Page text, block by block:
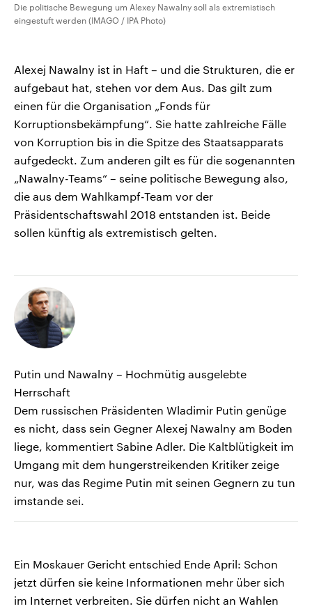
Die politische Bewegung um Alexey Nawalny soll als extremistisch
eingestuft werden (IMAGO / IPA Photo)
Alexej Nawalny ist in Haft – und die Strukturen, die er
aufgebaut hat, stehen vor dem Aus. Das gilt zum
einen für die Organisation „Fonds für
Korruptionsbekämpfung“. Sie hatte zahlreiche Fälle
von Korruption bis in die Spitze des Staatsapparats
aufgedeckt. Zum anderen gilt es für die sogenannten
„Nawalny-Teams“ – seine politische Bewegung also,
die aus dem Wahlkampf-Team vor der
Präsidentschaftswahl 2018 entstanden ist. Beide
sollen künftig als extremistisch gelten.
Putin und Nawalny – Hochmütig ausgelebte
Herrschaft
Dem russischen Präsidenten Wladimir Putin genüge
es nicht, dass sein Gegner Alexej Nawalny am Boden
liege, kommentiert Sabine Adler. Die Kaltblütigkeit im
Umgang mit dem hungerstreikenden Kritiker zeige
nur, was das Regime Putin mit seinen Gegnern zu tun
imstande sei.
Ein Moskauer Gericht entschied Ende April: Schon
jetzt dürfen sie keine Informationen mehr über sich
im Internet verbreiten. Sie dürfen nicht an Wahlen